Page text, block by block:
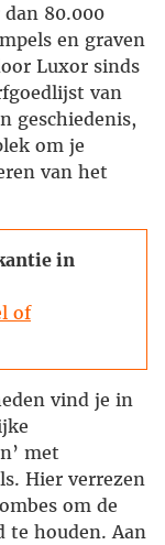
80.000
en graven
Luxor sinds
van
geschiedenis,
om je
van het
in
of
vind je in
met
Hier verrezen
om de
te houden. Aan